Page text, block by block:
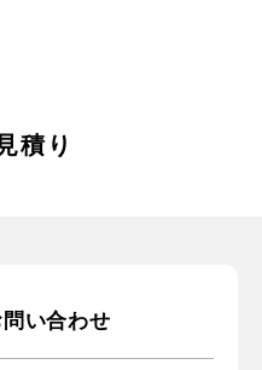
積り
い合わせ